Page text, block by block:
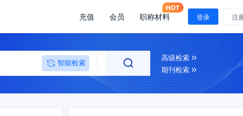
充值 会员 职称材料 登录 注
智能检索
高级检索
期刊检索